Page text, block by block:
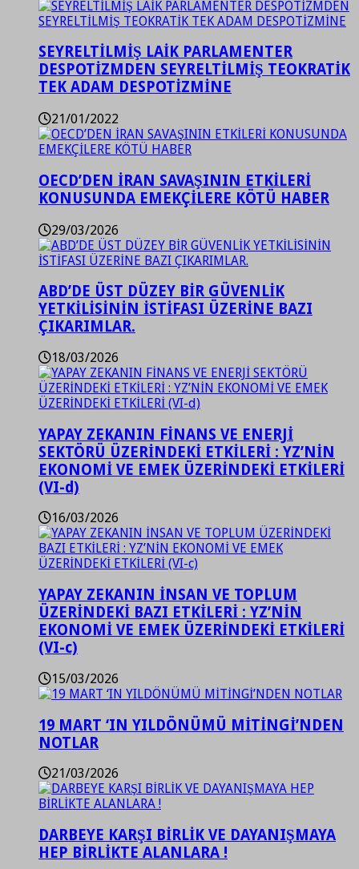
SEYRELTİLMİŞ LAİK PARLAMENTER
DESPOTİZMDEN SEYRELTİLMİŞ TEOKRATİK
TEK ADAM DESPOTİZMİNE
21/01/2022
OECD’DEN İRAN SAVAŞININ ETKİLERİ
KONUSUNDA EMEKÇİLERE KÖTÜ HABER
29/03/2026
ABD’DE ÜST DÜZEY BİR GÜVENLİK
YETKİLİSİNİN İSTİFASI ÜZERİNE BAZI
ÇIKARIMLAR.
18/03/2026
YAPAY ZEKANIN FİNANS VE ENERJİ
SEKTÖRÜ ÜZERİNDEKİ ETKİLERİ : YZ’NİN
EKONOMİ VE EMEK ÜZERİNDEKİ ETKİLERİ
(VI-d)
16/03/2026
YAPAY ZEKANIN İNSAN VE TOPLUM
ÜZERİNDEKİ BAZI ETKİLERİ : YZ’NİN
EKONOMİ VE EMEK ÜZERİNDEKİ ETKİLERİ
(VI-c)
15/03/2026
19 MART ‘IN YILDÖNÜMÜ MİTİNGİ’NDEN
NOTLAR
21/03/2026
DARBEYE KARŞI BİRLİK VE DAYANIŞMAYA
HEP BİRLİKTE ALANLARA !